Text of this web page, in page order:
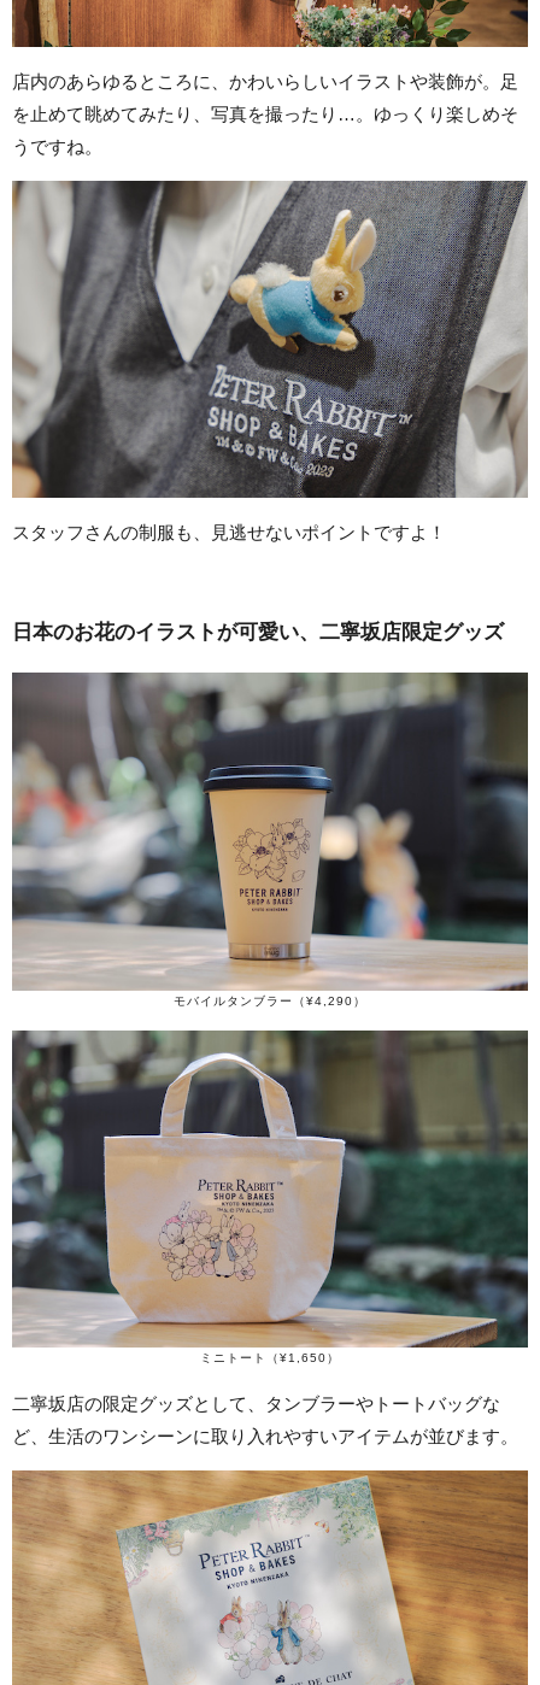
店内のあらゆるところに、かわいらしいイラストや装飾が。足
を止めて眺めてみたり、写真を撮ったり…。ゆっくり楽しめそ
うですね。
スタッフさんの制服も、見逃せないポイントですよ！
日本のお花のイラストが可愛い、二寧坂店限定グッズ
モバイルタンブラー（¥4,290）
ミニトート（¥1,650）
二寧坂店の限定グッズとして、タンブラーやトートバッグな
ど、生活のワンシーンに取り入れやすいアイテムが並びます。